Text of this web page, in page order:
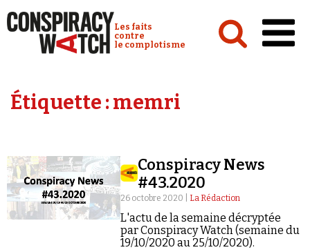
Conspiracy Watch :
Les faits
contre
le complotisme
Analyses
Vidéos
Émissions
Revues de presse
Étiquette :memri
Conspiracy News
#43.2020
26 octobre 2020 | La Rédaction
L'actu de la semaine décryptée
par Conspiracy Watch (semaine du
19/10/2020 au 25/10/2020).